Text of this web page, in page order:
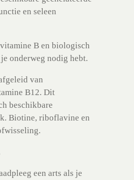
en seleen
B en biologisch
onderweg nodig hebt.
van
B12. Dit
beschikbare
Biotine, riboflavine en
een arts als je